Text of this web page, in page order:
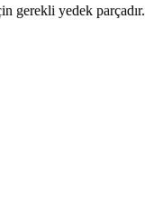
gerekli yedek parçadır.